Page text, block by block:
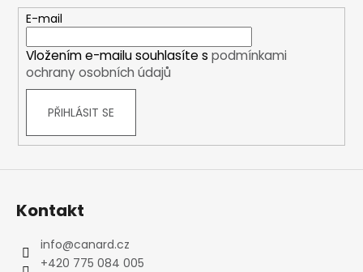
E-mail
Vložením e-mailu souhlasíte s podmínkami
ochrany osobních údajů
PŘIHLÁSIT SE
Kontakt
info@canard.cz
+420 775 084 005